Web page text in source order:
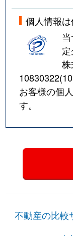
個人情報
お客様の個
す。
不動産の比較